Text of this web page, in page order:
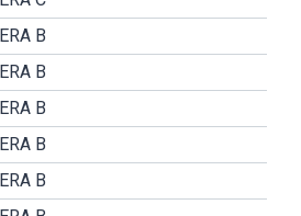
B
B
B
B
B